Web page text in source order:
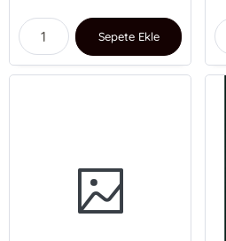
Sepete Ekle